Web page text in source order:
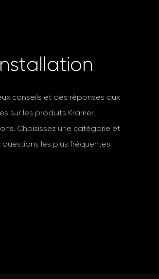
nsta ation
conseils et des réponses aux
sur les produits Kramer,
Choisissez une catégorie et
les plus fréquentes.